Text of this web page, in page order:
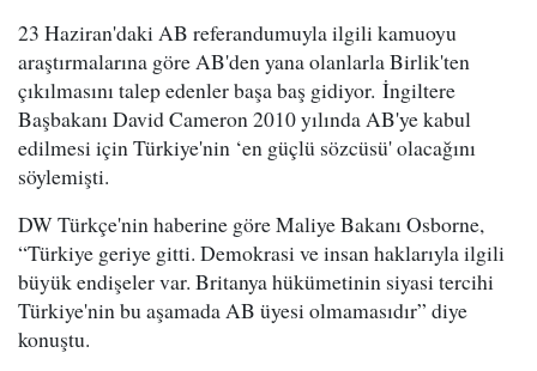
23 Haziran'daki AB referandumuyla ilgili kamuoyu
araştırmalarına göre AB'den yana olanlarla Birlik'ten
çıkılmasını talep edenler başa baş gidiyor. İngiltere
Başbakanı David Cameron 2010 yılında AB'ye kabul
edilmesi için Türkiye'nin ‘en güçlü sözcüsü' olacağını
söylemişti.
DW Türkçe'nin haberine göre Maliye Bakanı Osborne,
“Türkiye geriye gitti. Demokrasi ve insan haklarıyla ilgili
büyük endişeler var. Britanya hükümetinin siyasi tercihi
Türkiye'nin bu aşamada AB üyesi olmamasıdır” diye
konuştu.